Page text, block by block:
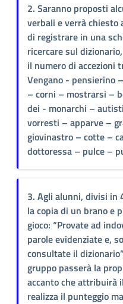
2. Saranno proposti
verbali e verrà chiesto
di registrare in una
ricercare sul
il numero di accezioni
Vengano - pensierino
– corni – mostrarsi –
dei - monarchi –
vorresti – apparve –
giovinastro – cotte –
dottoressa – pulce –
3. Agli alunni, divisi in
la copia di un brano e
gioco: “Provate ad
parole evidenziate e,
consultate il
gruppo passerà la
accanto che attribuirà
realizza il punteggio